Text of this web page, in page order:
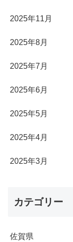
2025年11月
2025年8月
2025年7月
2025年6月
2025年5月
2025年4月
2025年3月
カテゴリー
佐賀県